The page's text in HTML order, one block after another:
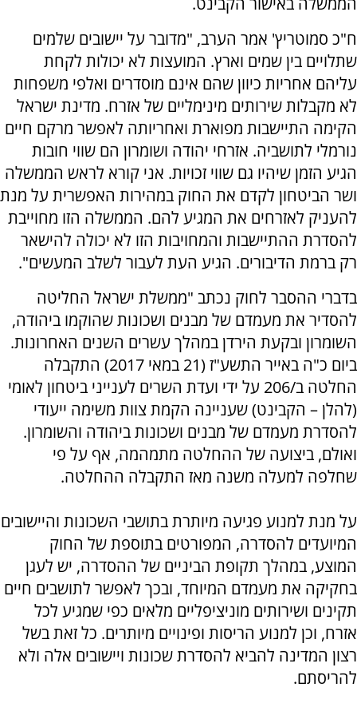
ח"כ סמוטריץ' אמר הערב, "מדובר על יישובים שלמים
שתלויים בין שמים וארץ. המועצות לא יכולות לקחת
עליהם אחריות כיוון שהם אינם מוסדרים ואלפי משפחות
לא מקבלות שירותים מינימליים של אזרח. מדינת ישראל
הקימה התיישבות מפוארת ואחריותה לאפשר מרקם חיים
נורמלי לתושביה. אזרחי יהודה ושומרון הם שווי חובות
הגיע הזמן שיהיו גם שווי זכויות. אני קורא לראש הממשלה
ושר הביטחון לקדם את החוק במהירות האפשרית על מנת
להעניק לאזרחים את המגיע להם. הממשלה הזו מחוייבת
להסדרת ההתיישבות והמחויבות הזו לא יכולה להישאר
רק ברמת הדיבורים. הגיע העת לעבור לשלב המעשים".
בדברי ההסבר לחוק נכתב "ממשלת ישראל החליטה
להסדיר את מעמדם של מבנים ושכונות שהוקמו ביהודה,
השומרון ובקעת הירדן במהלך עשרים השנים האחרונות.
ביום כ"ה באייר התשע"ז (21 במאי 2017) התקבלה
החלטה ב/206 על ידי ועדת השרים לענייני ביטחון לאומי
(להלן – הקבינט) שעניינה הקמת צוות משימה ייעודי
להסדרת מעמדם של מבנים ושכונות ביהודה והשומרון.
ואולם, ביצועה של ההחלטה מתמהמה, אף על פי
שחלפה למעלה משנה מאז התקבלה ההחלטה.
על מנת למנוע פגיעה מיותרת בתושבי השכונות והיישובים
המיועדים להסדרה, המפורטים בתוספת של החוק
המוצע, במהלך תקופת הביניים של ההסדרה, יש לעגן
בחקיקה את מעמדם המיוחד, ובכך לאפשר לתושבים חיים
תקינים ושירותים מוניציפליים מלאים כפי שמגיע לכל
אזרח, וכן למנוע הריסות ופינויים מיותרים. כל זאת בשל
רצון המדינה להביא להסדרת שכונות ויישובים אלה ולא
להריסתם.